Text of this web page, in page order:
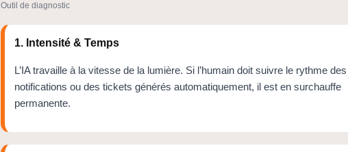
Outil de diagnostic
1. Intensité & Temps
L’IA travaille à la vitesse de la lumière. Si l’humain doit suivre le rythme des
notifications ou des tickets générés automatiquement, il est en surchauffe
permanente.